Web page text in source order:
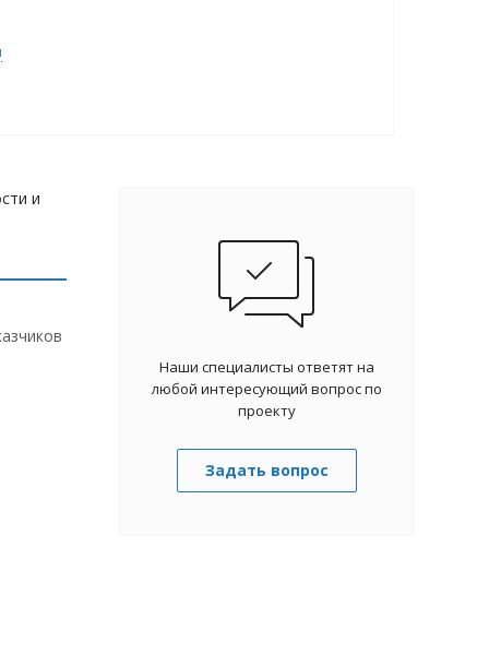
и
Наши специалисты ответят на
любой интересующий вопрос по
проекту
Задать вопрос